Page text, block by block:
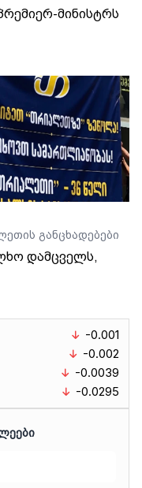
მინისტრს
განცხადებები
დამცველს,
-0.001
-0.002
-0.0039
-0.0295